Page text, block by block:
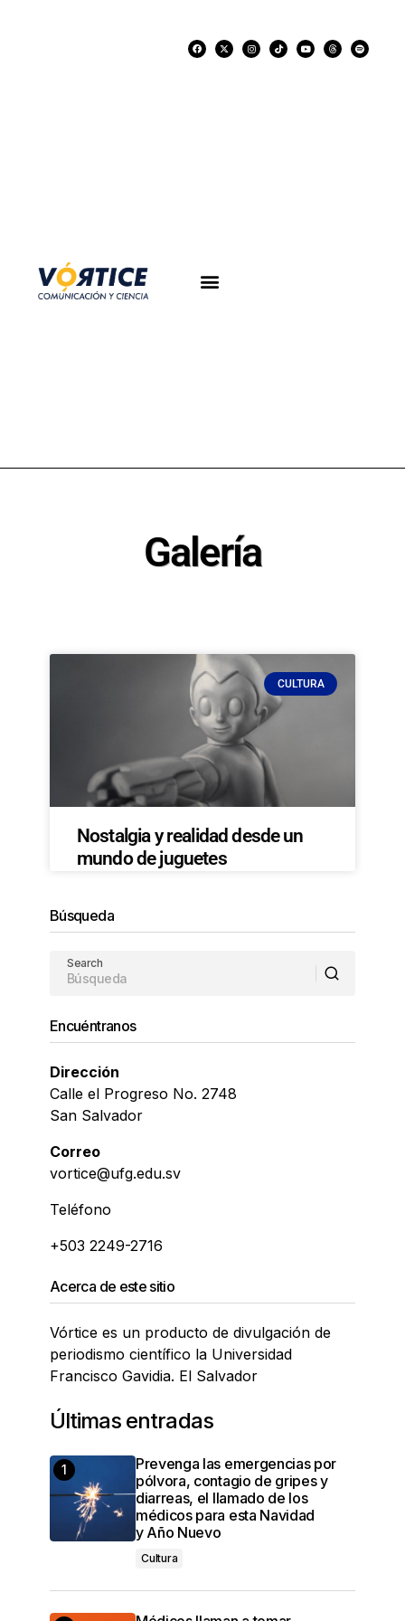
Galería
CULTURA
Nostalgia y realidad desde un
mundo de juguetes
Búsqueda
Search
Encuéntranos
Dirección
Calle el Progreso No. 2748
San Salvador
Correo
vortice@ufg.edu.sv
Teléfono
+503 2249-2716
Acerca de este sitio
Vórtice es un producto de divulgación de
periodismo científico la Universidad
Francisco Gavidia. El Salvador
Últimas entradas
Prevenga las emergencias por
pólvora, contagio de gripes y
diarreas, el llamado de los
médicos para esta Navidad
y Año Nuevo
Cultura